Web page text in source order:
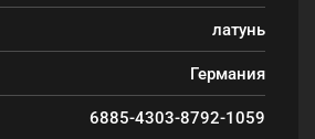
латунь
Германия
6885-4303-8792-1059